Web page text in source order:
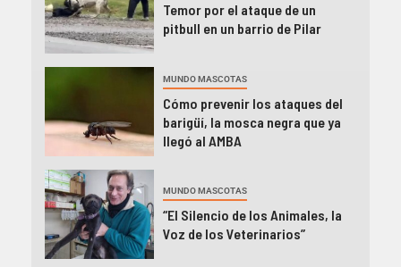
Temor por el ataque de un
pitbull en un barrio de Pilar
MUNDO MASCOTAS
Cómo prevenir los ataques del
barigüí, la mosca negra que ya
llegó al AMBA
MUNDO MASCOTAS
“El Silencio de los Animales, la
Voz de los Veterinarios”